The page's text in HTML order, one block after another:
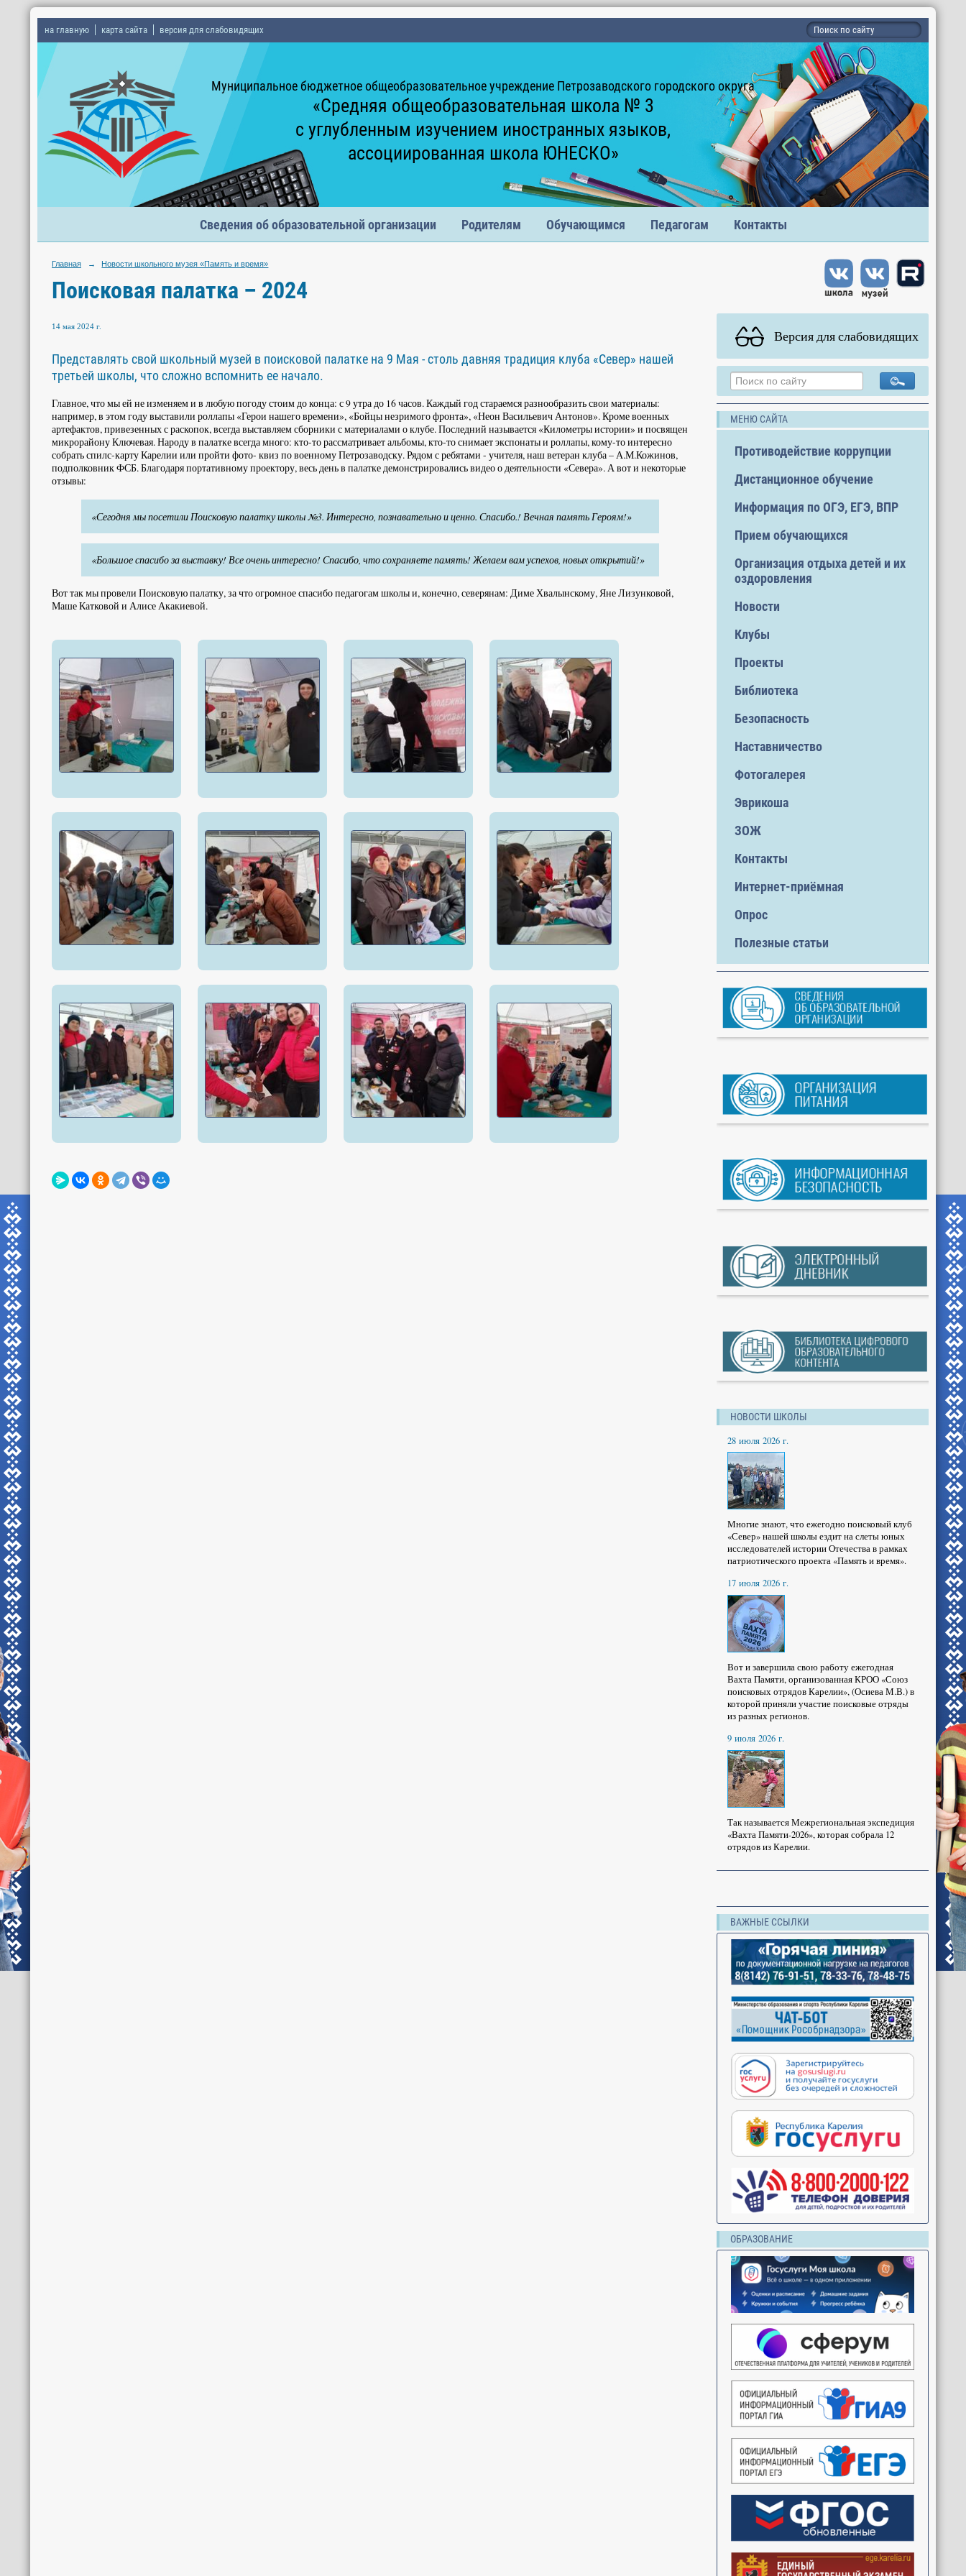
на главную карта сайта версия для слабовидящих
Муниципальное бюджетное общеобразовательное учреждение Петрозаводского городского округа
«Средняя общеобразовательная школа № 3
с углубленным изучением иностранных языков,
ассоциированная школа ЮНЕСКО»
Сведения об образовательной организации Родителям Обучающимся Педагогам Контакты
Главная → Новости школьного музея «Память и время»
Поисковая палатка – 2024
14 мая 2024 г.
Представлять свой школьный музей в поисковой палатке на 9 Мая - столь давняя традиция клуба «Север» нашей
третьей школы, что сложно вспомнить ее начало.
Главное, что мы ей не изменяем и в любую погоду стоим до конца: с 9 утра до 16 часов. Каждый год стараемся разнообразить свои материалы:
например, в этом году выставили роллапы «Герои нашего времени», «Бойцы незримого фронта», «Неон Васильевич Антонов». Кроме военных
артефактов, привезенных с раскопок, всегда выставляем сборники с материалами о клубе. Последний называется «Километры истории» и посвящен
микрорайону Ключевая. Народу в палатке всегда много: кто-то рассматривает альбомы, кто-то снимает экспонаты и роллапы, кому-то интересно
собрать спилс-карту Карелии или пройти фото- квиз по военному Петрозаводску. Рядом с ребятами - учителя, наш ветеран клуба – А.М.Кожинов,
подполковник ФСБ. Благодаря портативному проектору, весь день в палатке демонстрировались видео о деятельности «Севера». А вот и некоторые
отзывы:
«Сегодня мы посетили Поисковую палатку школы №3. Интересно, познавательно и ценно. Спасибо.! Вечная память Героям!»
«Большое спасибо за выставку! Все очень интересно! Спасибо, что сохраняете память! Желаем вам успехов, новых открытий!»
Вот так мы провели Поисковую палатку, за что огромное спасибо педагогам школы и, конечно, северянам: Диме Хвалынскому, Яне Лизунковой,
Маше Катковой и Алисе Акакиевой.
Версия для слабовидящих
МЕНЮ САЙТА
Противодействие коррупции
Дистанционное обучение
Информация по ОГЭ, ЕГЭ, ВПР
Прием обучающихся
Организация отдыха детей и их
оздоровления
Новости
Клубы
Проекты
Библиотека
Безопасность
Наставничество
Фотогалерея
Эврикоша
ЗОЖ
Контакты
Интернет-приёмная
Опрос
Полезные статьи
НОВОСТИ ШКОЛЫ
28 июля 2026 г.
Многие знают, что ежегодно поисковый клуб
«Север» нашей школы ездит на слеты юных
исследователей истории Отечества в рамках
патриотического проекта «Память и время».
17 июля 2026 г.
Вот и завершила свою работу ежегодная
Вахта Памяти, организованная КРОО «Союз
поисковых отрядов Карелии», (Осиева М.В.) в
которой приняли участие поисковые отряды
из разных регионов.
9 июля 2026 г.
Так называется Межрегиональная экспедиция
«Вахта Памяти-2026», которая собрала 12
отрядов из Карелии.
ВАЖНЫЕ ССЫЛКИ
ОБРАЗОВАНИЕ